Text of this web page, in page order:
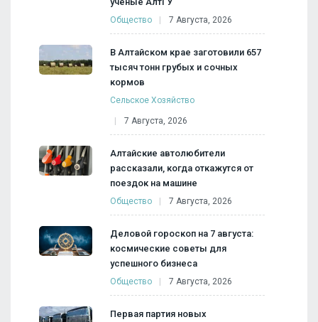
Общество 7 Августа, 2026
В Алтайском крае заготовили 657
тысяч тонн грубых и сочных
кормов
Сельское Хозяйство
7 Августа, 2026
Алтайские автолюбители
рассказали, когда откажутся от
поездок на машине
Общество 7 Августа, 2026
Деловой гороскоп на 7 августа:
космические советы для
успешного бизнеса
Общество 7 Августа, 2026
Первая партия новых